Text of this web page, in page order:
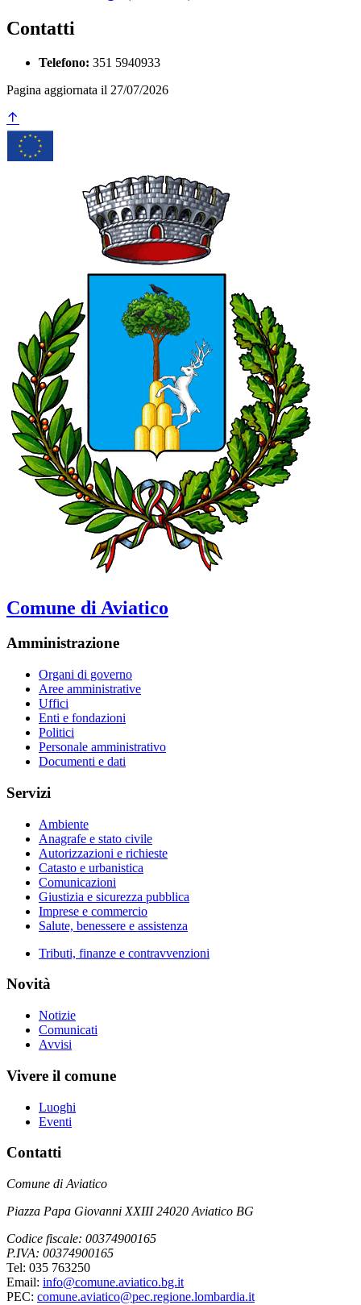
Contatti
Telefono: 351 5940933
Pagina aggiornata il 27/07/2026
Comune di Aviatico
Amministrazione
Organi di governo
Aree amministrative
Uffici
Enti e fondazioni
Politici
Personale amministrativo
Documenti e dati
Servizi
Ambiente
Anagrafe e stato civile
Autorizzazioni e richieste
Catasto e urbanistica
Comunicazioni
Giustizia e sicurezza pubblica
Imprese e commercio
Salute, benessere e assistenza
Tributi, finanze e contravvenzioni
Novità
Notizie
Comunicati
Avvisi
Vivere il comune
Luoghi
Eventi
Contatti
Comune di Aviatico
Piazza Papa Giovanni XXIII 24020 Aviatico BG
Codice fiscale: 00374900165
P.IVA: 00374900165
Tel: 035 763250
Email: info@comune.aviatico.bg.it
PEC: comune.aviatico@pec.regione.lombardia.it